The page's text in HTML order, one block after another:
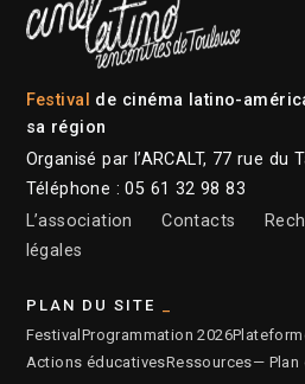
Festival de cinéma latino-
sa région
Organisé par l’ARCALT, 77 rue du
Téléphone : 05 61 32 98 83
L’association
Contacts
légales
PLAN DU SITE
Festival Programmation 2026
Actions éducativesRessources— Plan